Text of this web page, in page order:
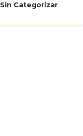
Sin Categorizar